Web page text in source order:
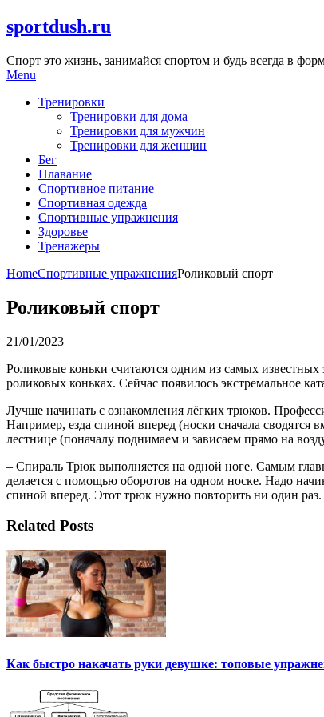
Skip
to
sportdush.ru
Спорт это жизнь, занимайся спортом и будь всегда в
Menu
Тренировки
Тренировки для дома
Тренировки для мужчин
Тренировки для женщин
Бег
Плавание
Спортивное питание
Спортивная одежда
Спортивные упражнения
Здоровье
Тренажеры
HomeСпортивные упражненияРоликовый спорт
Роликовый спорт
21/01/2023
Роликовые коньки считаются одним из самых
роликовых коньках. Сейчас появилось экстремальное
Лучше начинать с ознакомления лёгких трюков.
Например, езда спиной вперед (носки сначала сводятся
лестнице (поначалу поднимаем и зависаем прямо на
– Спираль Трюк выполняется на одной ноге. Самым
делается с помощью оборотов на одном носке. Надо
спиной вперед. Этот трюк нужно повторить ни один раз.
Related Posts
Как быстро накачать руки девушке: топовые